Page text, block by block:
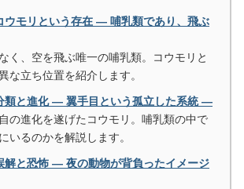
ウモリという存在 ― 哺乳類であり、飛ぶ
く、空を飛ぶ唯一の哺乳類。コウモリと
な立ち位置を紹介します。
類と進化 ― 翼手目という孤立した系統 ―
の進化を遂げたコウモリ。哺乳類の中で
いるのかを解説します。
解と恐怖 ― 夜の動物が背負ったイメージ